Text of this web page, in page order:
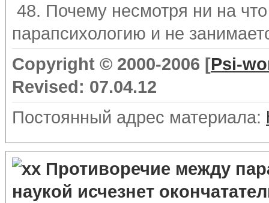
48. Почему несмотря ни на
парапсихологию и не
Copyright © 2000-2006 [Psi-
Revised: 07.04.12
Постоянный адрес материала:
Противоречие между
наукой исчезнет